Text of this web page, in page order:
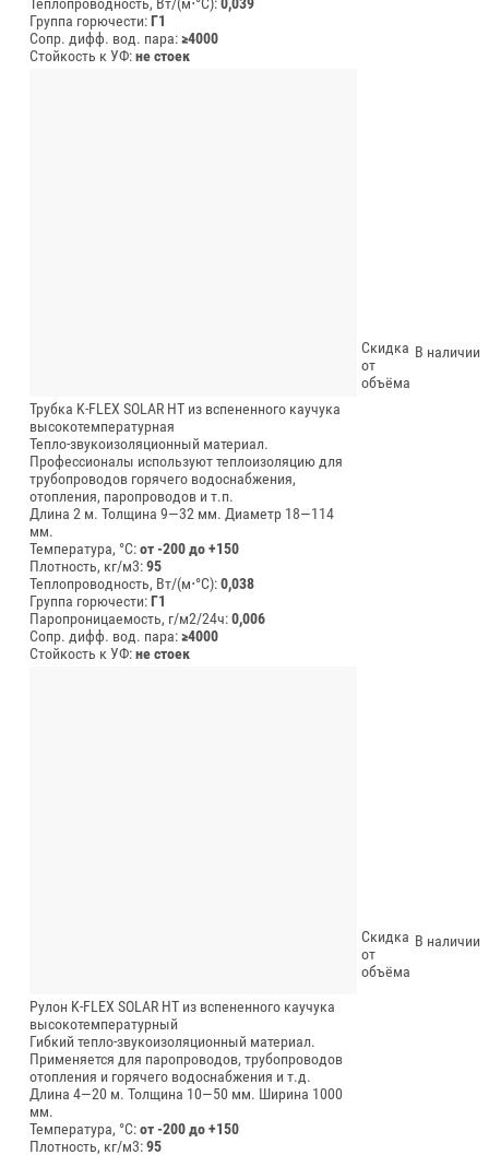
Группа горючести:Г1
Сопр. дифф. вод. пара:≥4000
Стойкость к УФ:не стоек
Трубка K-FLEX SOLAR HT из вспененного каучука
высокотемпературная
Тепло-звукоизоляционный материал.
Профессионалы используют теплоизоляцию для
трубопроводов горячего водоснабжения,
отопления, паропроводов и т.п.
Длина 2 м. Толщина 9—32 мм. Диаметр 18—114
мм.
Температура, °C:от -200 до +150
Плотность, кг/м3:95
Теплопроводность, Вт/(м⋅°С):0,038
Группа горючести:Г1
Паропроницаемость, г/м2/24ч:0,006
Сопр. дифф. вод. пара:≥4000
Стойкость к УФ:не стоек
Скидка
от
объёма
В наличии
Рулон K-FLEX SOLAR HT из вспененного каучука
высокотемпературный
Гибкий тепло-звукоизоляционный материал.
Применяется для паропроводов, трубопроводов
отопления и горячего водоснабжения и т.д.
Длина 4—20 м. Толщина 10—50 мм. Ширина 1000
мм.
Температура, °C:от -200 до +150
Плотность, кг/м3:95
Скидка
от
объёма
В наличии